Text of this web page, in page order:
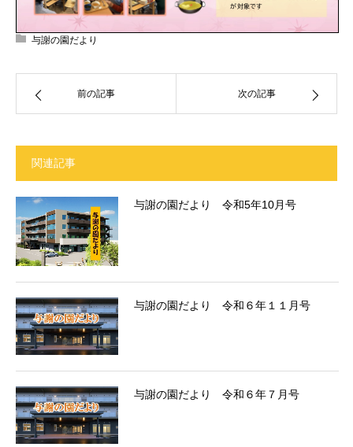
与謝の園だより
前の記事 次の記事
関連記事
与謝の園だより 令和5年10月号
与謝の園だより 令和６年１１月号
与謝の園だより 令和６年７月号